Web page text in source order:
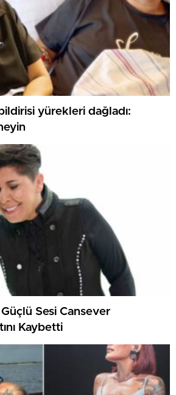
yürekleri dağladı:
Sesi Cansever
Kaybetti